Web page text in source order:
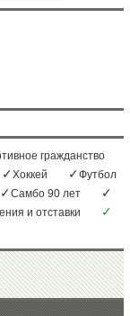
гражданство
Хоккей
Футбол
Самбо 90 лет
и отставки